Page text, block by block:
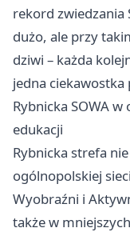
rekord zwiedzania
dużo, ale przy
dziwi – każda
jedna ciekawostka
Rybnicka SOWA
edukacji
Rybnicka strefa
ogólnopolskiej
Wyobraźni i
także w